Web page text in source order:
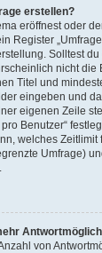
erstellen?
eröffnest oder
Register
Solltest
nicht die
Titel und
eingeben und
eigenen Zeile
Benutzer“
welches
Umfrage)
von